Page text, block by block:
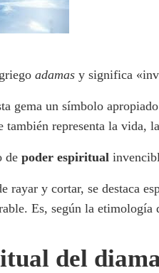
adamas y significa
gema un símbolo
también representa la vida,
depoder espiritual
rayar y cortar, se destaca
Es, según la etimología
del